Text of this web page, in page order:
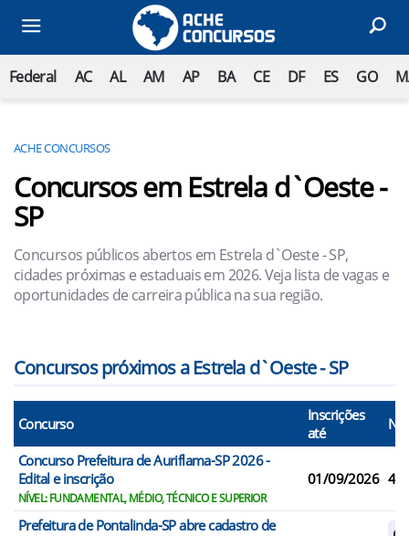
Federal AC AL AM AP BA CE DF ES GO
ACHE CONCURSOS
Concursos em Estrela d`Oeste -
SP
Concursos públicos abertos em Estrela d`Oeste - SP,
cidades próximas e estaduais em 2026. Veja lista de vagas e
oportunidades de carreira pública na sua região.
Concursos próximos a Estrela d`Oeste - SP
Concurso
Inscrições
até
N°
Concurso Prefeitura de Auriflama-SP 2026 -
Edital e inscrição
NÍVEL: FUNDAMENTAL, MÉDIO, TÉCNICO E SUPERIOR
01/09/2026 42
Prefeitura de Pontalinda-SP abre cadastro de